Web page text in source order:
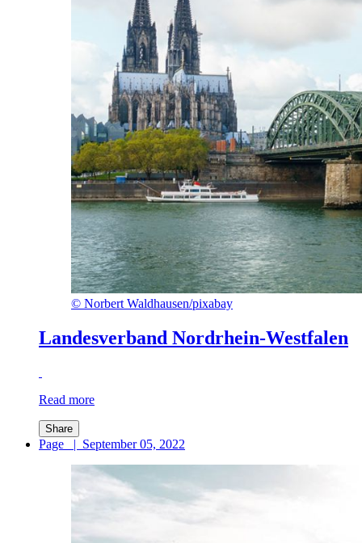
© Norbert Waldhausen/pixabay
Landesverband Nordrhein-Westfalen
Read more
Share
Page | September 05, 2022